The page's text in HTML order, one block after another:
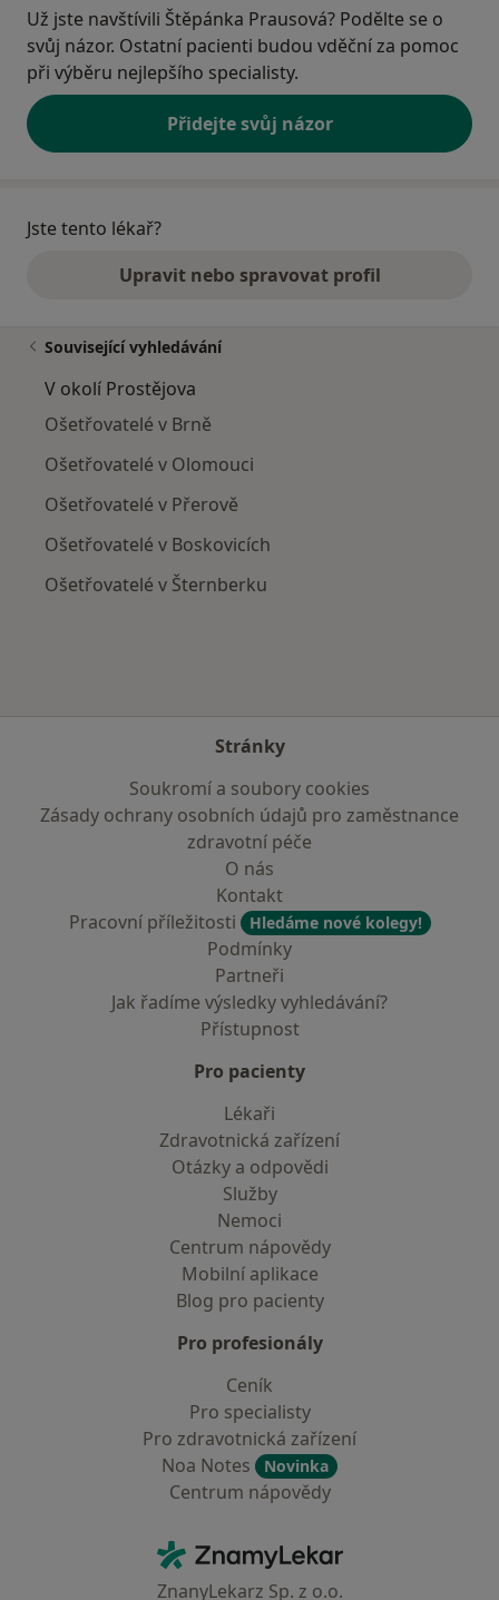
Už jste navštívili Štěpánka Prausová? Podělte se o
svůj názor. Ostatní pacienti budou vděční za pomoc
při výběru nejlepšího specialisty.
Přidejte svůj názor
Jste tento lékař?
Upravit nebo spravovat profil
Související vyhledávání
V okolí Prostějova
Ošetřovatelé v Brně
Ošetřovatelé v Olomouci
Ošetřovatelé v Přerově
Ošetřovatelé v Boskovicích
Ošetřovatelé v Šternberku
Stránky
Soukromí a soubory cookies
Zásady ochrany osobních údajů pro zaměstnance
zdravotní péče
O nás
Kontakt
Pracovní příležitosti
Hledáme nové kolegy!
Podmínky
Partneři
Jak řadíme výsledky vyhledávání?
Přístupnost
Pro pacienty
Lékaři
Zdravotnická zařízení
Otázky a odpovědi
Služby
Nemoci
Centrum nápovědy
Mobilní aplikace
Blog pro pacienty
Pro profesionály
Ceník
Pro specialisty
Pro zdravotnická zařízení
Noa Notes
Novinka
Centrum nápovědy
ZnamyLekar - Hlavní stránka
ZnanyLekarz Sp. z o.o.